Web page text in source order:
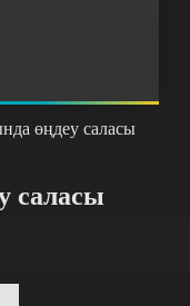
өңдеу саласы
саласы